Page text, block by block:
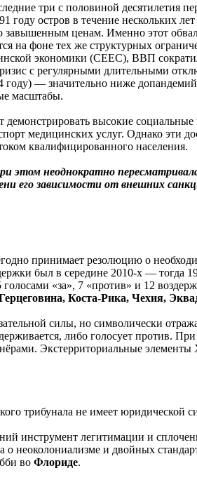
три с половиной десятилетия
году остров в течение нескольких
завышенным ценам. Именно этот
на фоне тех же структурных
экономики (CEEC), ВВП
с регулярными длительными
— значительно ниже
масштабы.
демонстрировать высокие
медицинских услуг. Однако эти
квалифицированного населения.
неоднократно
его зависимости от внешних
принимает резолюцию о
был в середине 2010-х — тогда
«за», 7 «против» и 12
Коста-Рика, Чехия,
силы, но символически
либо голосует против.
Экстерриториальные
трибунала не имеет юридической
инструмент легитимации и
о неоколониализме и двойных
во Флориде.